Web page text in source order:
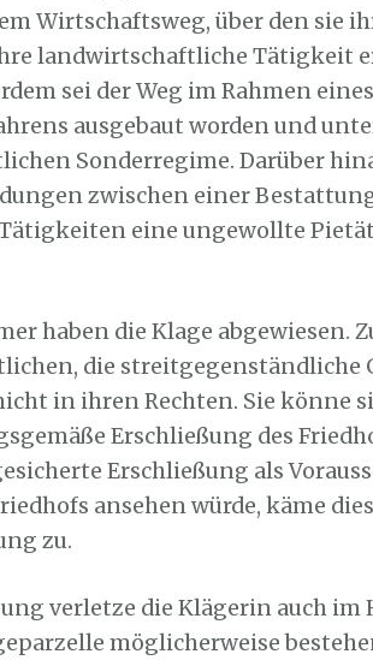
Wirtschaftsweg, über den sie
landwirtschaftliche Tätigkeit
sei der Weg im Rahmen eines
ausgebaut worden und
Sonderregime. Darüber
zwischen einer
eine ungewollte
haben die Klage abgewiesen.
die streitgegenständliche
in ihren Rechten. Sie könne
Erschließung des
Erschließung als
ansehen würde, käme
zu.
verletze die Klägerin auch im
möglicherweise